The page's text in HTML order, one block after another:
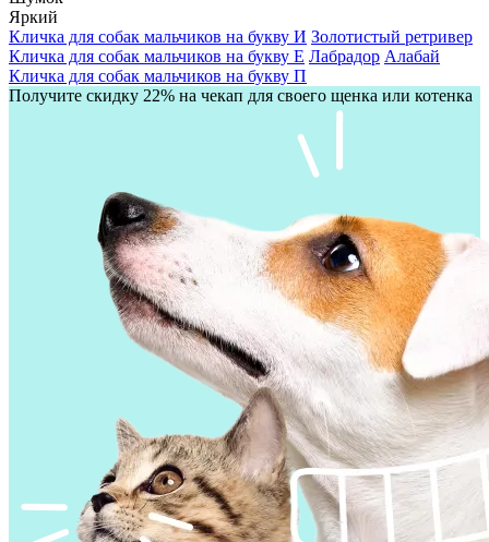
Яркий
Кличка для собак мальчиков на букву И Золотистый ретривер
Кличка для собак мальчиков на букву Е Лабрадор Алабай
Кличка для собак мальчиков на букву П
Получите скидку 22% на чекап для своего щенка или котенка